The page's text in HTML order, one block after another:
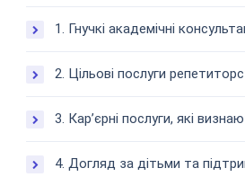
1. Гнучкі академічні
2. Цільові послуги
3. Кар’єрні послуги, які
4. Догляд за дітьми та